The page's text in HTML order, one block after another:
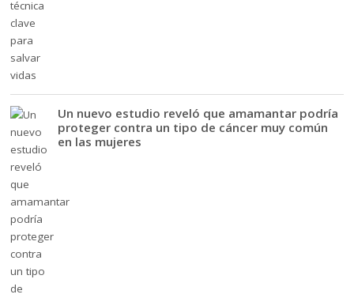
Un nuevo estudio reveló que amamantar podría
proteger contra un tipo de cáncer muy común
en las mujeres